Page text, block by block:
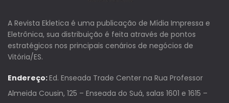
A Revista Ekletica é uma publicação de Mídia Impressa e
Eletrônica, sua distribuição é feita através de pontos
estratégicos nos principais cenários de negócios de
Vitória/ES.
Endereço:Ed. Enseada Trade Center na Rua Professor
Almeida Cousin, 125 – Enseada do Suá, salas 1601 e 1615 –